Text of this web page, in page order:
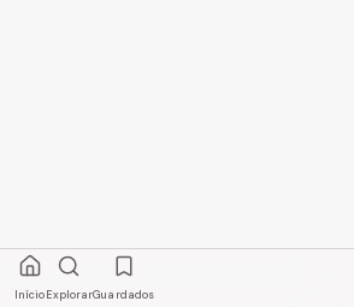
InícioExplorarGuardados